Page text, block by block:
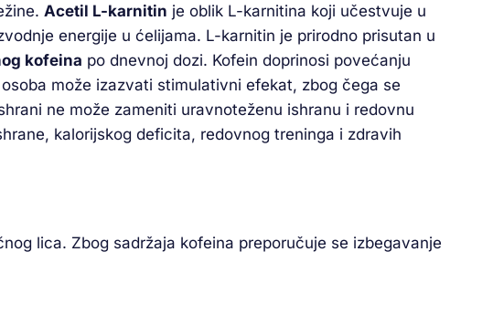
Acetil L-karnitin je oblik L-karnitina koji učestvuje u
energije u ćelijama. L-karnitin je prirodno prisutan u
kofeina po dnevnoj dozi. Kofein doprinosi povećanju
može izazvati stimulativni efekat, zbog čega se
ne može zameniti uravnoteženu ishranu i redovnu
kalorijskog deficita, redovnog treninga i zdravih
lica. Zbog sadržaja kofeina preporučuje se izbegavanje